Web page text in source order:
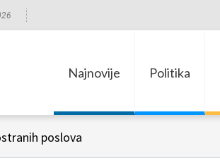
Najnovije Politika
poslova